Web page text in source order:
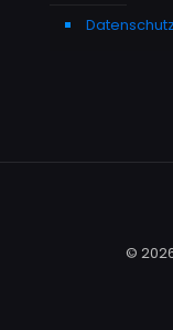
©